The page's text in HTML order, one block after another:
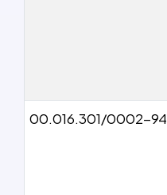
00.016.301/0002-94